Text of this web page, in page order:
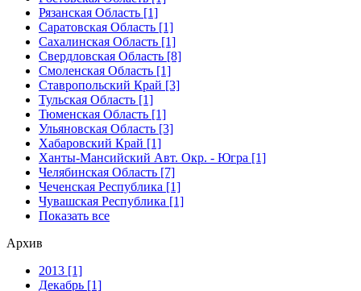
Рязанская Область [1]
Саратовская Область [1]
Сахалинская Область [1]
Свердловская Область [8]
Смоленская Область [1]
Ставропольский Край [3]
Тульская Область [1]
Тюменская Область [1]
Ульяновская Область [3]
Хабаровский Край [1]
Ханты-Мансийский Авт. Окр. - Югра [1]
Челябинская Область [7]
Чеченская Республика [1]
Чувашская Республика [1]
Показать все
Архив
2013 [1]
Декабрь [1]